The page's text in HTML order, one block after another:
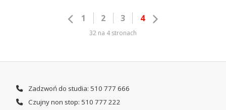
1 2 3 4
32 na 4 stronach
Zadzwoń do studia: 510 777 666
Czujny non stop: 510 777 222